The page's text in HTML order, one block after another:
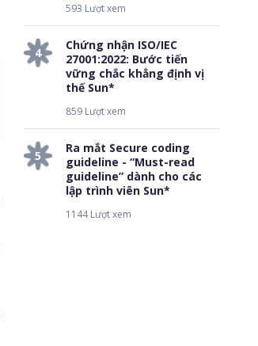
593 Lượt xem
4
Chứng nhận ISO/IEC
27001:2022: Bước tiến
vững chắc khẳng định vị
thế Sun*
859 Lượt xem
5
Ra mắt Secure coding
guideline - “Must-read
guideline” dành cho các
lập trình viên Sun*
1144 Lượt xem